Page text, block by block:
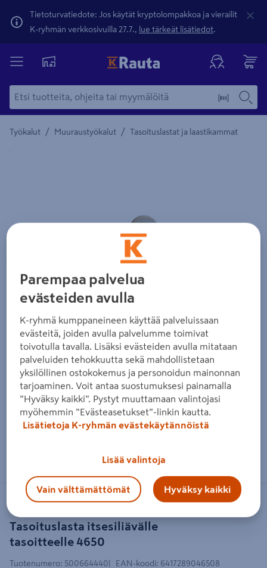
Tietoturvatiedote: Jos käytät kryptolompakkoa ja vierailit
K-ryhmän verkkosivuilla 27.7., lue tärkeät lisätiedot.
Työkalut / Muuraustyökalut / Tasoituslastat ja laastikammat
Yksityiskohtainen kuvaus löytyy Tuotteen kuvaus -
Tasoituslasta itsesiliävälle
tasoitteelle 4650
VUORIO
Tuotenumero: 500664440 EAN-koodi: 6417289046508
Parempaa palvelua
evästeiden avulla
K-ryhmä kumppaneineen käyttää palveluissaan
evästeitä, joiden avulla palvelumme toimivat
toivotulla tavalla. Lisäksi evästeiden avulla mitataan
palveluiden tehokkuutta sekä mahdollistetaan
yksilöllinen ostokokemus ja personoidun mainonnan
tarjoaminen. Voit antaa suostumuksesi painamalla
”Hyväksy kaikki”. Pystyt muuttamaan valintojasi
myöhemmin ”Evästeasetukset”-linkin kautta.
Lisätietoja K-ryhmän evästekäytännöistä
Lisää valintoja
Vain välttämättömät Hyväksy kaikki